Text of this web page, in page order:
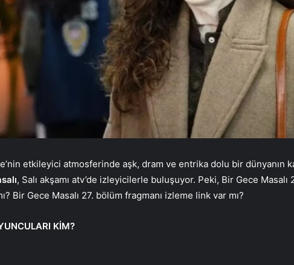
etkileyici atmosferinde aşk, dram ve entrika dolu bir dünyanın
, Salı akşamı atv’de izleyicilerle buluşuyor. Peki, Bir Gece Masalı
Bir Gece Masalı 27. bölüm fragmanı izleme link var mı?
KİM?